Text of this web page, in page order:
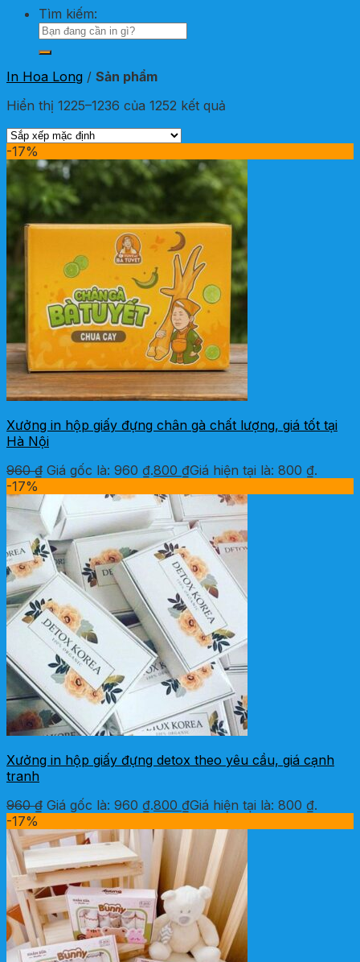
Tìm kiếm:
In Hoa Long / Sản phẩm
Hiển thị 1225–1236 của 1252 kết quả
-17%
Xưởng in hộp giấy đựng chân gà chất lượng, giá tốt tại
Hà Nội
960₫ Giá gốc là: 960 ₫.800 ₫Giá hiện tại là: 800 ₫.
-17%
Xưởng in hộp giấy đựng detox theo yêu cầu, giá cạnh
tranh
960₫ Giá gốc là: 960 ₫.800 ₫Giá hiện tại là: 800 ₫.
-17%